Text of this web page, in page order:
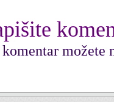
komentar možete